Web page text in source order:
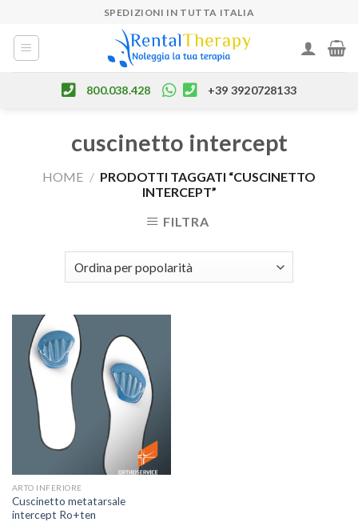
content
SPEDIZIONI IN TUTTA ITALIA
800.038.428 +39 3920728133
cuscinetto intercept
HOME / PRODOTTI TAGGATI “CUSCINETTO
INTERCEPT”
FILTRA
ARTO INFERIORE
Cuscinetto metatarsale
intercept Ro+ten